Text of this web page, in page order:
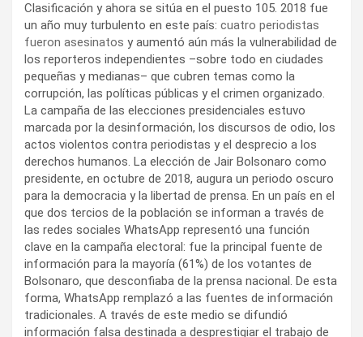
Clasificación y ahora se sitúa en el puesto 105. 2018 fue
un año muy turbulento en este país: cuatro periodistas
fueron asesinatos y aumentó aún más la vulnerabilidad de
los reporteros independientes –sobre todo en ciudades
pequeñas y medianas– que cubren temas como la
corrupción, las políticas públicas y el crimen organizado.
La campaña de las elecciones presidenciales estuvo
marcada por la desinformación, los discursos de odio, los
actos violentos contra periodistas y el desprecio a los
derechos humanos. La elección de Jair Bolsonaro como
presidente, en octubre de 2018, augura un periodo oscuro
para la democracia y la libertad de prensa. En un país en el
que dos tercios de la población se informan a través de
las redes sociales WhatsApp representó una función
clave en la campaña electoral: fue la principal fuente de
información para la mayoría (61%) de los votantes de
Bolsonaro, que desconfiaba de la prensa nacional. De esta
forma, WhatsApp remplazó a las fuentes de información
tradicionales. A través de este medio se difundió
información falsa destinada a desprestigiar el trabajo de